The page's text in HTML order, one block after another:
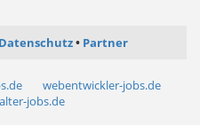
Partner
webentwickler-jobs.de
jobs.de